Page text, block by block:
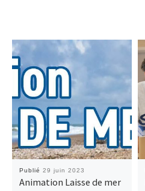
Publié 29 juin 2023
Animation Laisse de mer